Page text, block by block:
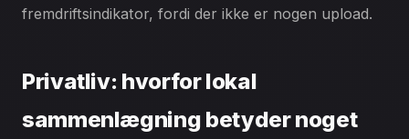
fremdriftsindikator, fordi der ikke er nogen upload.
Privatliv: hvorfor lokal
sammenlægning betyder noget